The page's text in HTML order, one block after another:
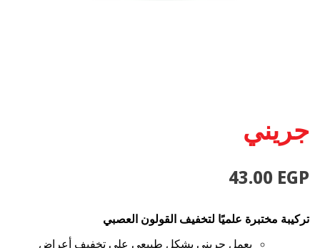
جريني
43.00 EGP
تركيبة مختبرة علميًا لتخفيف القولون العصبي
يعمل جريني بشكل طبيعي على تخفيف أعراض